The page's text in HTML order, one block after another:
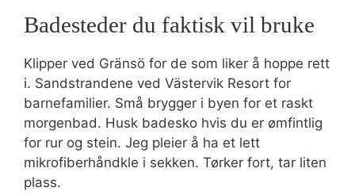
Badesteder du faktisk vil bruke
Klipper ved Gränsö for de som liker å hoppe rett
i. Sandstrandene ved Västervik Resort for
barnefamilier. Små brygger i byen for et raskt
morgenbad. Husk badesko hvis du er ømfintlig
for rur og stein. Jeg pleier å ha et lett
mikrofiberhåndkle i sekken. Tørker fort, tar liten
plass.